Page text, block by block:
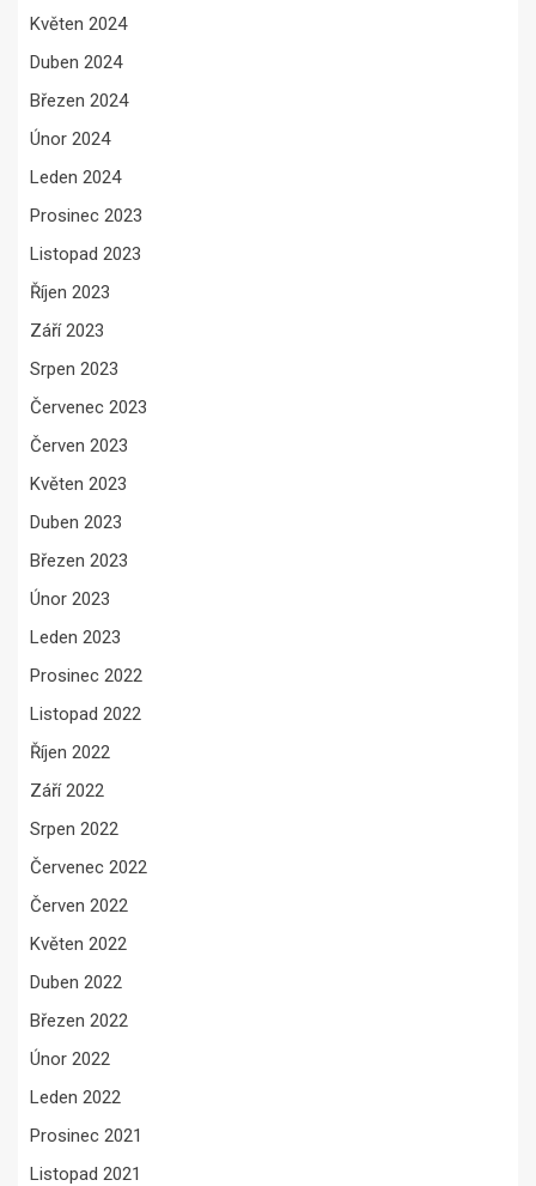
Květen 2024
Duben 2024
Březen 2024
Únor 2024
Leden 2024
Prosinec 2023
Listopad 2023
Říjen 2023
Září 2023
Srpen 2023
Červenec 2023
Červen 2023
Květen 2023
Duben 2023
Březen 2023
Únor 2023
Leden 2023
Prosinec 2022
Listopad 2022
Říjen 2022
Září 2022
Srpen 2022
Červenec 2022
Červen 2022
Květen 2022
Duben 2022
Březen 2022
Únor 2022
Leden 2022
Prosinec 2021
Listopad 2021